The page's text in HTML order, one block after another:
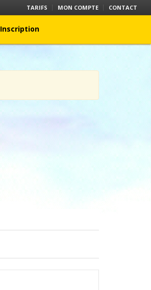
TARIFS MON COMPTE CONTACT
Inscription